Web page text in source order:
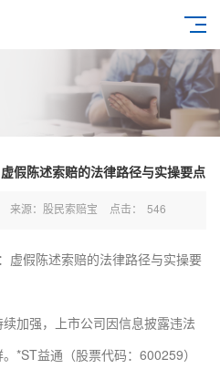
假陈述索赔的法律路径与实操要点
来源：股民索赔宝 点击： 546
虚假陈述索赔的法律路径与实操要
加强，上市公司因信息披露违法
*ST益通（股票代码：600259）